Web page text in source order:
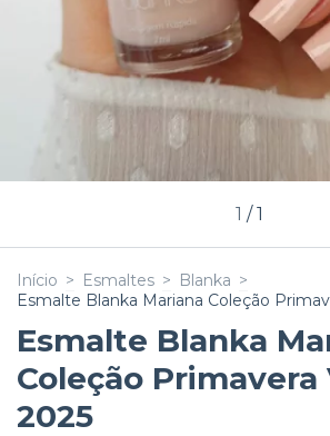
1 /1
Início > Esmaltes > Blanka >
Esmalte Blanka Mariana Coleção
Esmalte Blanka
Coleção Primavera
2025